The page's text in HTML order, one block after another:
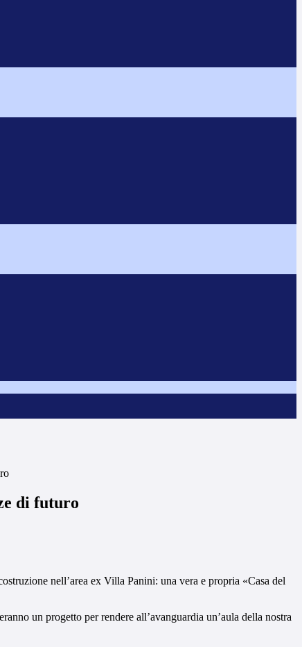
di futuro
nell’area ex Villa Panini: una vera e propria «Casa del
un progetto per rendere all’avanguardia un’aula della nostra